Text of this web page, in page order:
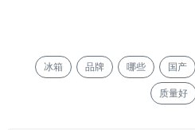
冰箱 品牌 哪些 国产
质量好